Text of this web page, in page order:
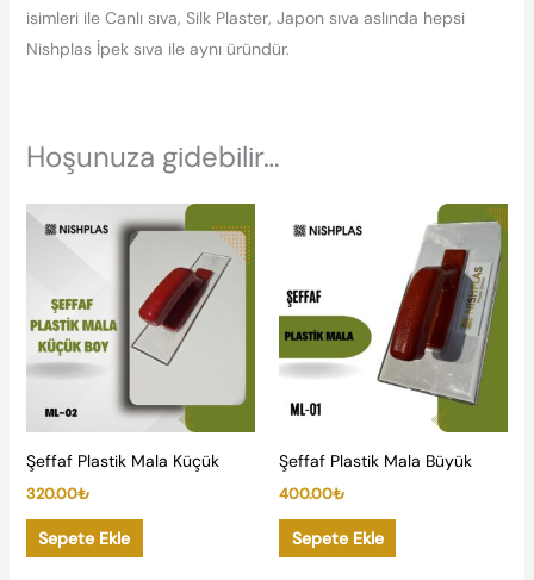
isimleri ile Canlı sıva, Silk Plaster, Japon sıva aslında hepsi
Nishplas İpek sıva ile aynı üründür.
Hoşunuza gidebilir…
Şeffaf Plastik Mala Küçük
320.00₺
Sepete Ekle
Şeffaf Plastik Mala Büyük
400.00₺
Sepete Ekle